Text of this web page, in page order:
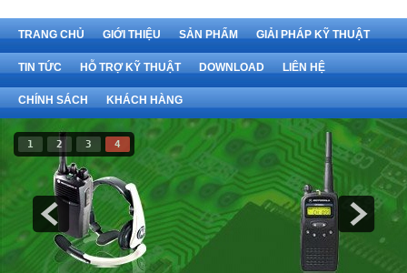
TRANG CHỦ GIỚI THIỆU SẢN PHẨM GIẢI PHÁP KỸ THUẬT
TIN TỨC HỖ TRỢ KỸ THUẬT DOWNLOAD LIÊN HỆ
CHÍNH SÁCH KHÁCH HÀNG
1 2 3 4